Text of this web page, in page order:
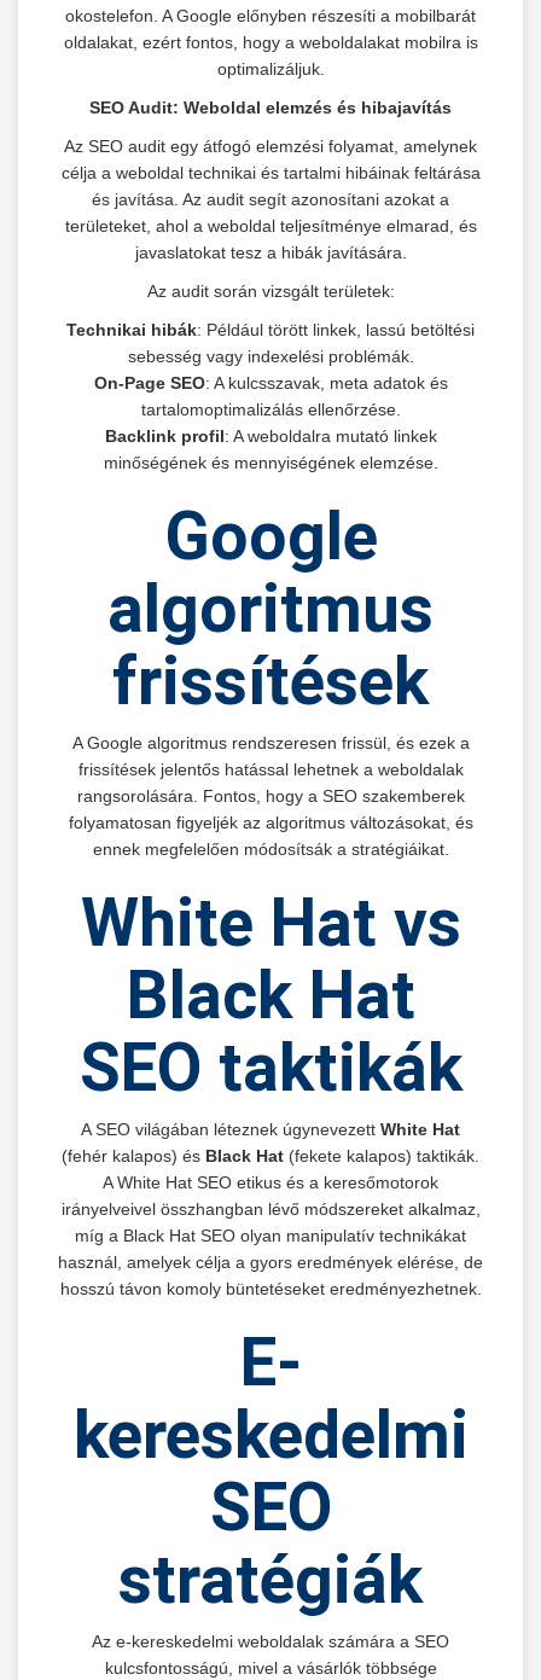
okostelefon. A Google előnyben részesíti a mobilbarát
oldalakat, ezért fontos, hogy a weboldalakat mobilra is
optimalizáljuk.
SEO Audit: Weboldal elemzés és hibajavítás
Az SEO audit egy átfogó elemzési folyamat, amelynek
célja a weboldal technikai és tartalmi hibáinak feltárása
és javítása. Az audit segít azonosítani azokat a
területeket, ahol a weboldal teljesítménye elmarad, és
javaslatokat tesz a hibák javítására.
Az audit során vizsgált területek:
Technikai hibák: Például törött linkek, lassú betöltési
sebesség vagy indexelési problémák.
On-Page SEO: A kulcsszavak, meta adatok és
tartalomoptimalizálás ellenőrzése.
Backlink profil: A weboldalra mutató linkek
minőségének és mennyiségének elemzése.
Google
algoritmus
frissítések
A Google algoritmus rendszeresen frissül, és ezek a
frissítések jelentős hatással lehetnek a weboldalak
rangsorolására. Fontos, hogy a SEO szakemberek
folyamatosan figyeljék az algoritmus változásokat, és
ennek megfelelően módosítsák a stratégiáikat.
White Hat vs
Black Hat
SEO taktikák
A SEO világában léteznek úgynevezett White Hat
(fehér kalapos) és Black Hat (fekete kalapos) taktikák.
A White Hat SEO etikus és a keresőmotorok
irányelveivel összhangban lévő módszereket alkalmaz,
míg a Black Hat SEO olyan manipulatív technikákat
használ, amelyek célja a gyors eredmények elérése, de
hosszú távon komoly büntetéseket eredményezhetnek.
E-
kereskedelmi
SEO
stratégiák
Az e-kereskedelmi weboldalak számára a SEO
kulcsfontosságú, mivel a vásárlók többsége